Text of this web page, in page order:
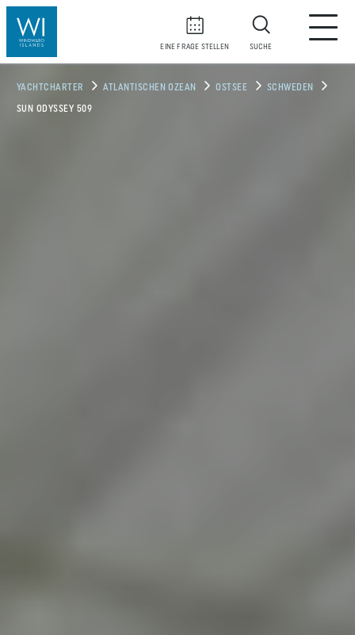
EINE FRAGE STELLEN SUCHE
YACHTCHARTER ATLANTISCHEN OZEAN OSTSEE SCHWEDEN
SUN ODYSSEY 509